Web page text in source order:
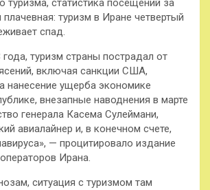
статистика посещений за
туризм в Иране четвертый
спад.
года, туризм страны пострадал от
включая санкции США,
нанесение ущерба экономике
внезапные наводнения в марте
генерала Касема Сулеймани,
авиалайнер и, в конечном счете,
— процитировало издание
Ирана.
ситуация с туризмом там